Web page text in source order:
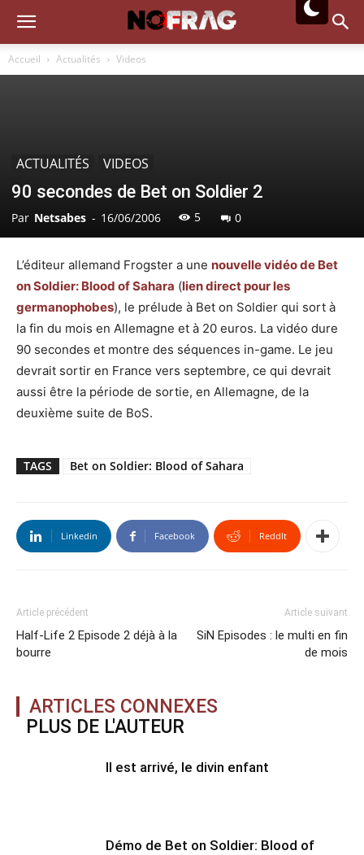
Accueil Actualités Videos
ACTUALITÉS VIDEOS
90 secondes de Bet on Soldier 2
Par Netsabes - 16/06/2006 5 0
L’éditeur allemand Frogster a une nouvelle vidéo de Bet
on Soldier: Blood of Sahara (lien direct pour les
germanophobes), le prélude à Bet on Soldier qui sort à
la fin du mois en Allemagne et à 20 euros. La vidéo dure
90 secondes et montre des séquences in-game. Le jeu
devrait sortir en France vers septembre, ce qui devrait
aussi être la période de sortie, en Allemagne, de la
deuxième suite de BoS.
TAGS Bet on Soldier: Blood of Sahara
Linkedin Facebook ReddIt
Article précédent
Half-Life 2 Episode 2 déjà à la
bourre
Article suivant
SiN Episodes : le multi en fin
de mois
ARTICLES CONNEXES
PLUS DE L'AUTEUR
Il est arrivé, le divin enfant
Démo de Bet on Soldier: Blood of